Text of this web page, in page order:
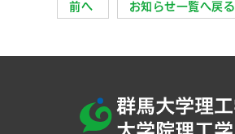
前へ お知らせ一覧へ戻る